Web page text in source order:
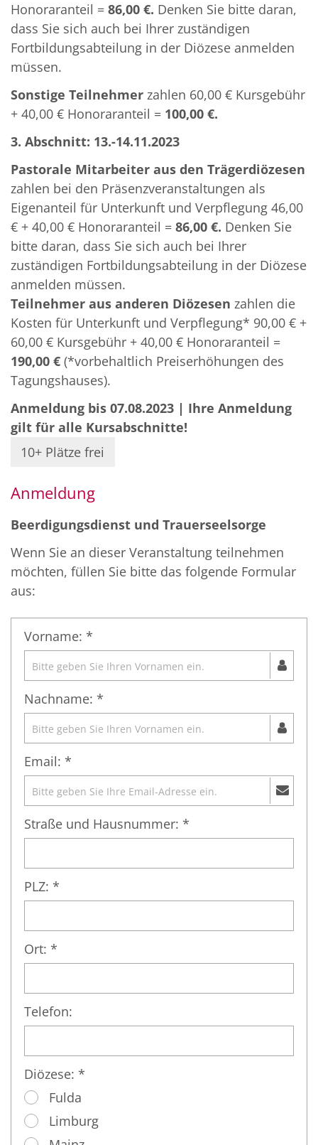
Honoraranteil = 86,00 €. Denken Sie bitte daran,
dass Sie sich auch bei Ihrer zuständigen
Fortbildungsabteilung in der Diözese anmelden
müssen.
Sonstige Teilnehmer zahlen 60,00 € Kursgebühr
+ 40,00 € Honoraranteil = 100,00 €.
3. Abschnitt: 13.-14.11.2023
Pastorale Mitarbeiter aus den Trägerdiözesen
zahlen bei den Präsenzveranstaltungen als
Eigenanteil für Unterkunft und Verpflegung 46,00
€ + 40,00 € Honoraranteil = 86,00 €. Denken Sie
bitte daran, dass Sie sich auch bei Ihrer
zuständigen Fortbildungsabteilung in der Diözese
anmelden müssen.
Teilnehmer aus anderen Diözesen zahlen die
Kosten für Unterkunft und Verpflegung* 90,00 € +
60,00 € Kursgebühr + 40,00 € Honoraranteil =
190,00 € (*vorbehaltlich Preiserhöhungen des
Tagungshauses).
Anmeldung bis 07.08.2023 | Ihre Anmeldung
gilt für alle Kursabschnitte!
10+ Plätze frei
Anmeldung
Beerdigungsdienst und Trauerseelsorge
Wenn Sie an dieser Veranstaltung teilnehmen
möchten, füllen Sie bitte das folgende Formular
aus:
Vorname: *
Nachname: *
Email: *
Straße und Hausnummer: *
PLZ: *
Ort: *
Telefon:
Diözese: *
Fulda
Limburg